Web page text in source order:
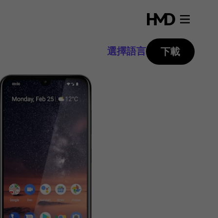
選擇語言 下載